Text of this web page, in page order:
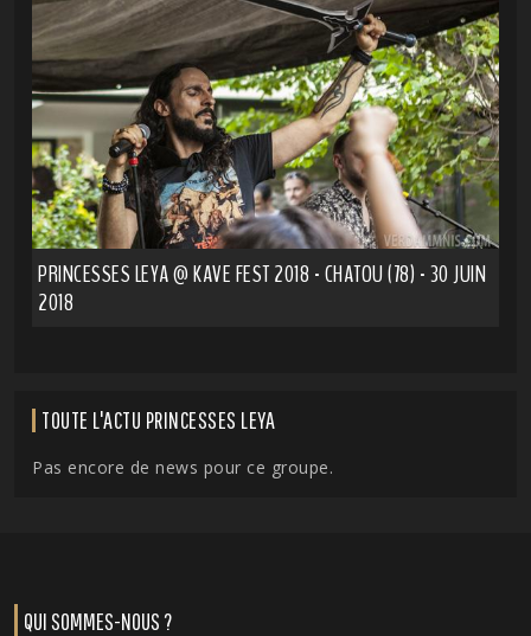
PRINCESSES LEYA @ KAVE FEST 2018 - CHATOU (78) - 30 JUIN
2018
TOUTE L'ACTU PRINCESSES LEYA
Pas encore de news pour ce groupe.
QUI SOMMES-NOUS ?